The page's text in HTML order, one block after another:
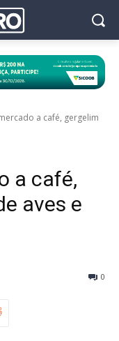
a café, gergelim
a café,
aves e
0